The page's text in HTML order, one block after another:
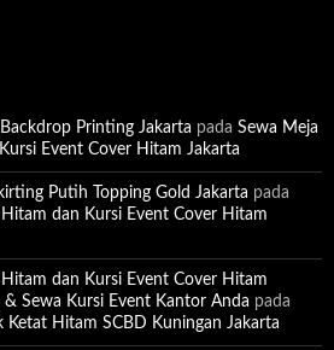
Printing Jakarta pada Sewa Meja
Event Cover Hitam Jakarta
Putih Topping Gold Jakarta pada
dan Kursi Event Cover Hitam
dan Kursi Event Cover Hitam
Sewa Kursi Event Kantor Anda pada
Ketat Hitam SCBD Kuningan Jakarta